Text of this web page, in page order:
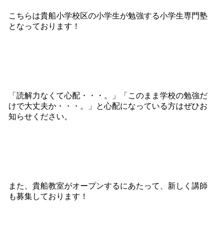
こちらは貴船小学校区の小学生が勉強する小学生専門塾
となっております！
「読解力なくて心配・・・。」「このまま学校の勉強だ
けで大丈夫か・・・。」と心配になっている方はぜひお
知らせください。
また、貴船教室がオープンするにあたって、新しく講師
も募集しております！